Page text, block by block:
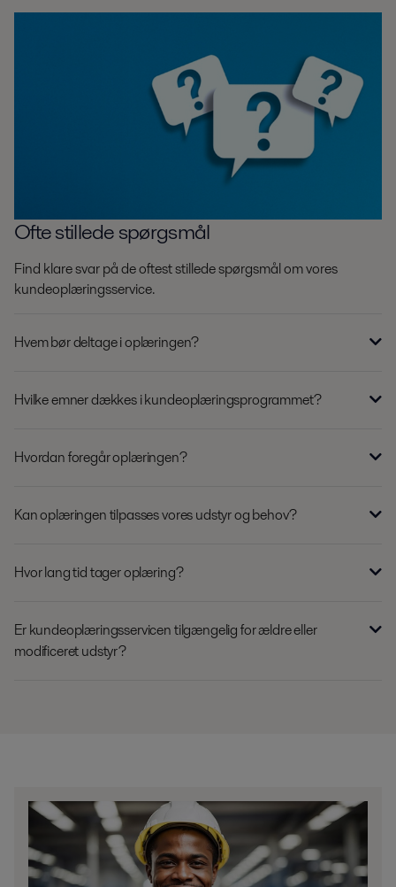
Ofte stillede spørgsmål
Find klare svar på de oftest stillede spørgsmål om vores
kundeoplæringsservice.
Hvem bør deltage i oplæringen?
Hvilke emner dækkes i kundeoplæringsprogrammet?
Hvordan foregår oplæringen?
Kan oplæringen tilpasses vores udstyr og behov?
Hvor lang tid tager oplæring?
Er kundeoplæringsservicen tilgængelig for ældre eller
modificeret udstyr?